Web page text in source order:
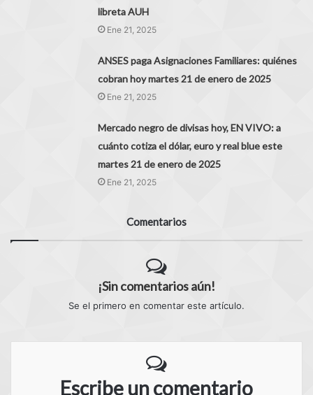
libreta AUH
Ene 21, 2025
ANSES paga Asignaciones Familiares: quiénes
cobran hoy martes 21 de enero de 2025
Ene 21, 2025
Mercado negro de divisas hoy, EN VIVO: a
cuánto cotiza el dólar, euro y real blue este
martes 21 de enero de 2025
Ene 21, 2025
Comentarios
¡Sin comentarios aún!
Se el primero en comentar este artículo.
Escribe un comentario